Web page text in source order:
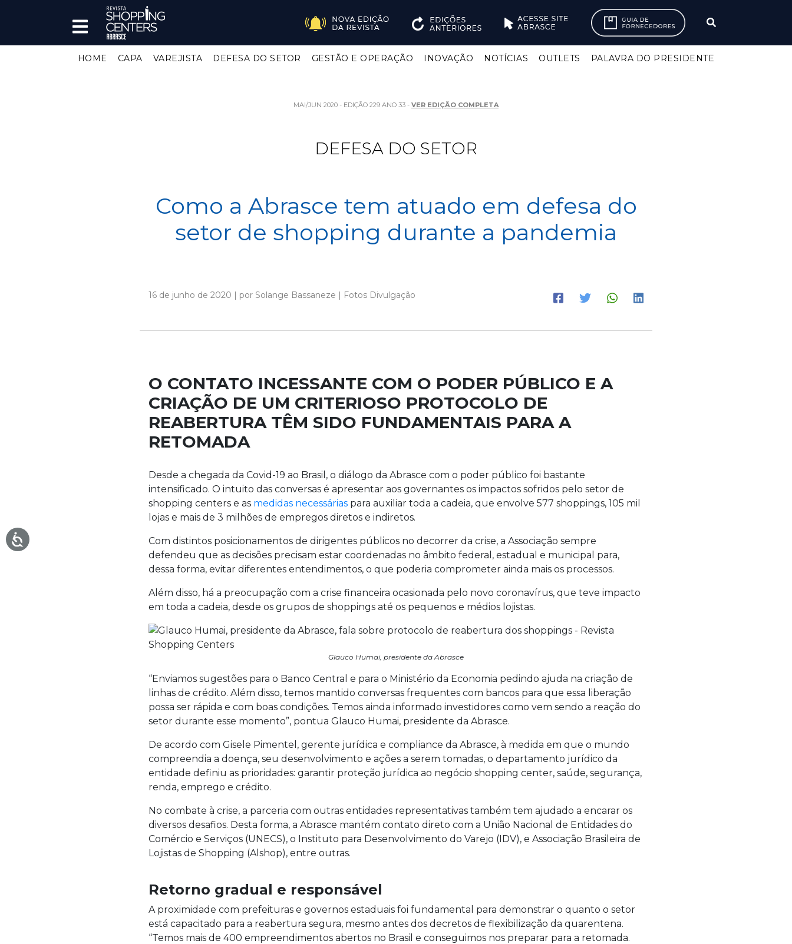
HOME CAPA VAREJISTA DEFESA DO SETOR GESTÃO E OPERAÇÃO INOVAÇÃO NOTÍCIAS OUTLETS PALAVRA DO PRESIDENTE
MAI/JUN 2020 - EDIÇÃO 229 ANO 33 - VER EDIÇÃO COMPLETA
DEFESA DO SETOR
Como a Abrasce tem atuado em defesa do
setor de shopping durante a pandemia
16 de junho de 2020 | por Solange Bassaneze | Fotos Divulgação
O CONTATO INCESSANTE COM O PODER PÚBLICO E A
CRIAÇÃO DE UM CRITERIOSO PROTOCOLO DE
REABERTURA TÊM SIDO FUNDAMENTAIS PARA A
RETOMADA
Desde a chegada da Covid-19 ao Brasil, o diálogo da Abrasce com o poder público foi bastante
intensificado. O intuito das conversas é apresentar aos governantes os impactos sofridos pelo setor de
shopping centers e as medidas necessárias para auxiliar toda a cadeia, que envolve 577 shoppings, 105 mil
lojas e mais de 3 milhões de empregos diretos e indiretos.
Com distintos posicionamentos de dirigentes públicos no decorrer da crise, a Associação sempre
defendeu que as decisões precisam estar coordenadas no âmbito federal, estadual e municipal para,
dessa forma, evitar diferentes entendimentos, o que poderia comprometer ainda mais os processos.
Além disso, há a preocupação com a crise financeira ocasionada pelo novo coronavírus, que teve impacto
em toda a cadeia, desde os grupos de shoppings até os pequenos e médios lojistas.
Glauco Humai, presidente da Abrasce
“Enviamos sugestões para o Banco Central e para o Ministério da Economia pedindo ajuda na criação de
linhas de crédito. Além disso, temos mantido conversas frequentes com bancos para que essa liberação
possa ser rápida e com boas condições. Temos ainda informado investidores como vem sendo a reação do
setor durante esse momento”, pontua Glauco Humai, presidente da Abrasce.
De acordo com Gisele Pimentel, gerente jurídica e compliance da Abrasce, à medida em que o mundo
compreendia a doença, seu desenvolvimento e ações a serem tomadas, o departamento jurídico da
entidade definiu as prioridades: garantir proteção jurídica ao negócio shopping center, saúde, segurança,
renda, emprego e crédito.
No combate à crise, a parceria com outras entidades representativas também tem ajudado a encarar os
diversos desafios. Desta forma, a Abrasce mantém contato direto com a União Nacional de Entidades do
Comércio e Serviços (UNECS), o Instituto para Desenvolvimento do Varejo (IDV), e Associação Brasileira de
Lojistas de Shopping (Alshop), entre outras.
Retorno gradual e responsável
A proximidade com prefeituras e governos estaduais foi fundamental para demonstrar o quanto o setor
está capacitado para a reabertura segura, mesmo antes dos decretos de flexibilização da quarentena.
“Temos mais de 400 empreendimentos abertos no Brasil e conseguimos nos preparar para a retomada.